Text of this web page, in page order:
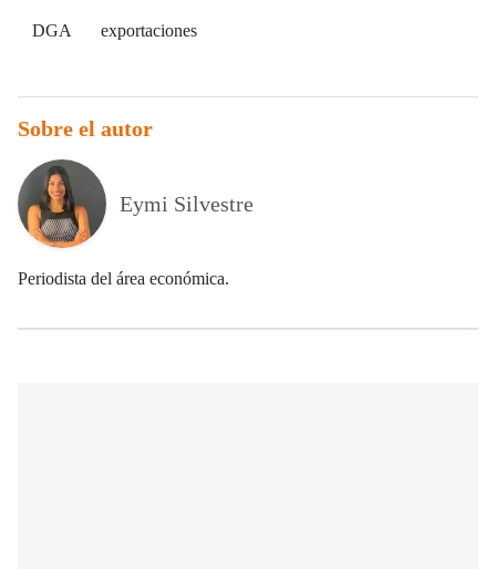
DGA exportaciones
Sobre el autor
Eymi Silvestre
Periodista del área económica.